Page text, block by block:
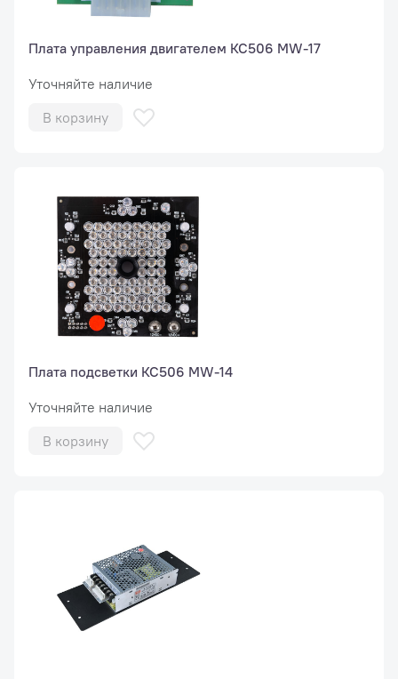
Плата управления двигателем КС506 MW-17
Уточняйте наличие
В корзину
Плата подсветки КС506 MW-14
Уточняйте наличие
В корзину